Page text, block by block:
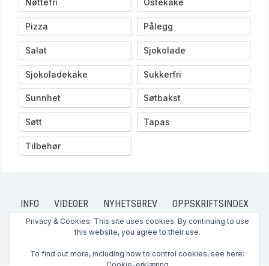
Nøttefri Ostekake
Pizza Pålegg
Salat Sjokolade
Sjokoladekake Sukkerfri
Sunnhet Søtbakst
Søtt Tapas
Tilbehør
INFO VIDEOER NYHETSBREV
OPPSKRIFTSINDEX
OPPSKRIFTER
PRIVACY POLICY
CONTACT US
KONTAKT OSS
HVEM ER VI? ABOUT US
Privacy & Cookies: This site uses cookies. By continuing to use
this website, you agree to their use.
To find out more, including how to control cookies, see here: